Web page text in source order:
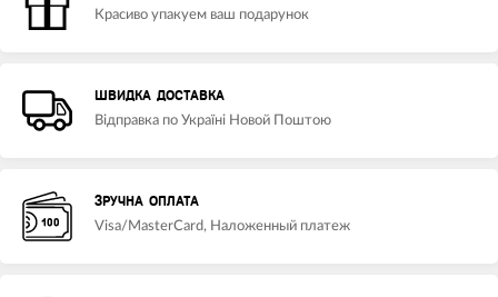
Красиво упакуем ваш подарунок
ШВИДКА ДОСТАВКА
Відправка по Україні Новой Поштою
ЗРУЧНА ОПЛАТА
Visa/MasterCard, Наложенный платеж